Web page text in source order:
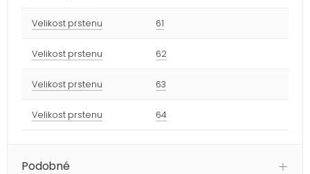
Velikost prstenu 61
Velikost prstenu 62
Velikost prstenu 63
Velikost prstenu 64
Podobné